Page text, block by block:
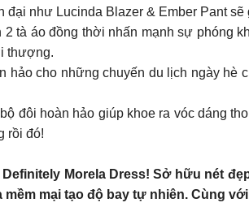
đại như Lucinda Blazer & Ember Pant
tà áo đồng thời nhấn mạnh sự phóng
thượng.
hảo cho những chuyến du lịch ngày hè
đôi hoàn hảo giúp khoe ra vóc dáng
rồi đó!
Morela Dress! Sở hữu nét
mềm mại tạo độ bay tự nhiên. Cùng